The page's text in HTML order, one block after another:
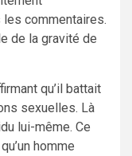
commentaires.
de la gravité de
qu’il battait
sexuelles. Là
lui-même. Ce
homme